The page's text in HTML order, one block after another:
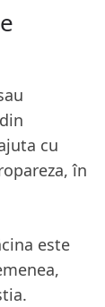
cu
în
este